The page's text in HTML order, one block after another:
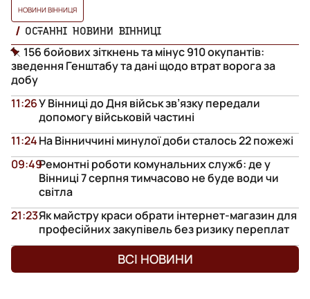
НОВИНИ ВІННИЦЯ
ОСТАННІ НОВИНИ ВІННИЦІ
156 бойових зіткнень та мінус 910 окупантів:
зведення Генштабу та дані щодо втрат ворога за
добу
У Вінниці до Дня військ зв’язку передали
допомогу військовій частині
11:26
На Вінниччині минулої доби сталось 22 пожежі
11:24
Ремонтні роботи комунальних служб: де у
Вінниці 7 серпня тимчасово не буде води чи
світла
09:49
Як майстру краси обрати інтернет-магазин для
професійних закупівель без ризику переплат
21:23
ВСІ НОВИНИ